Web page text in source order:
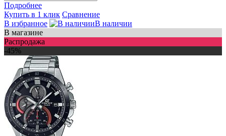
Подробнее
Купить в 1 клик Сравнение
В избранное
В наличии
В магазине
Распродажа
-45%